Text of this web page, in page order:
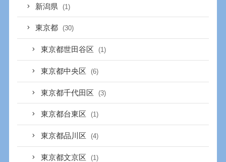
新潟県 (1)
東京都 (30)
東京都世田谷区 (1)
東京都中央区 (6)
東京都千代田区 (3)
東京都台東区 (1)
東京都品川区 (4)
東京都文京区 (1)